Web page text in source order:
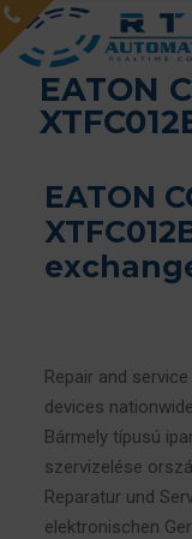
EATON
EATON
Repair and
devices
Bármely típusú
szervizelése
Reparatur und
elektronischen